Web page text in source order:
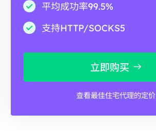
平均成功率99.5%
支持HTTP/SOCKS5
立即购买
查看最佳住宅代理的定价